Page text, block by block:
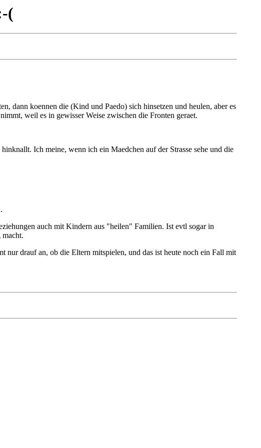
(
dann koennen die (Kind und Paedo) sich hinsetzen und heulen, aber es
weil es in gewisser Weise zwischen die Fronten geraet.
Ich meine, wenn ich ein Maedchen auf der Strasse sehe und die
auch mit Kindern aus "heilen" Familien. Ist evtl sogar in
macht.
nur drauf an, ob die Eltern mitspielen, und das ist heute noch ein Fall mit